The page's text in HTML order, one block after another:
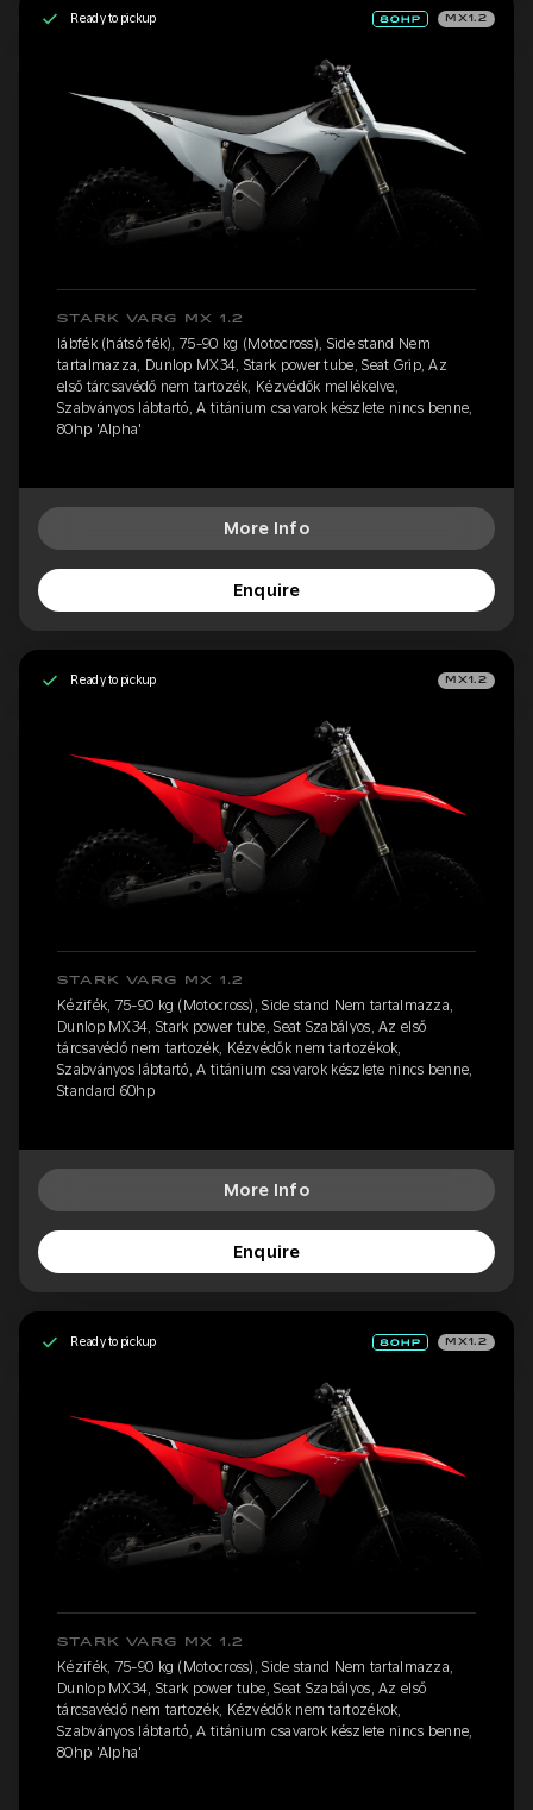
Ready to pickup MX1.2
STARK VARG MX 1.2
lábfék (hátsó fék), 75-90 kg (Motocross), Side stand Nem
tartalmazza, Dunlop MX34, Stark power tube, Seat Grip, Az
első tárcsavédő nem tartozék, Kézvédők mellékelve,
Szabványos lábtartó, A titánium csavarok készlete nincs benne,
80hp 'Alpha'
More Info
Enquire
Ready to pickup MX1.2
STARK VARG MX 1.2
Kézifék, 75-90 kg (Motocross), Side stand Nem tartalmazza,
Dunlop MX34, Stark power tube, Seat Szabályos, Az első
tárcsavédő nem tartozék, Kézvédők nem tartozékok,
Szabványos lábtartó, A titánium csavarok készlete nincs benne,
Standard 60hp
More Info
Enquire
Ready to pickup MX1.2
STARK VARG MX 1.2
Kézifék, 75-90 kg (Motocross), Side stand Nem tartalmazza,
Dunlop MX34, Stark power tube, Seat Szabályos, Az első
tárcsavédő nem tartozék, Kézvédők nem tartozékok,
Szabványos lábtartó, A titánium csavarok készlete nincs benne,
80hp 'Alpha'